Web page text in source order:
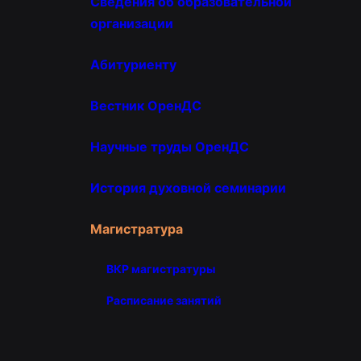
организации
Абитуриенту
Вестник ОренДС
Научные труды ОренДС
История духовной семинарии
Магистратура
ВКР магистратуры
Расписание занятий